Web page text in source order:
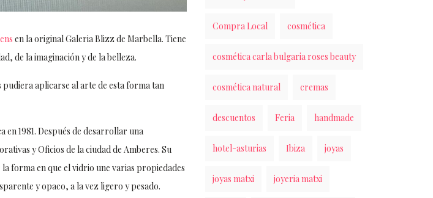
en la original Galeria Blizz de Marbella. Tiene
de la imaginación y de la belleza.
aplicarse al arte de esta forma tan
en 1981. Después de desarrollar una
y Oficios de la ciudad de Amberes. Su
forma en que el vidrio une varias propiedades
y opaco, a la vez ligero y pesado.
Compra Local cosmética
cosmética carla bulgaria roses beauty
cosmética natural cremas
descuentos Feria handmade
hotel-asturias Ibiza joyas
joyas matxi joyeria matxi